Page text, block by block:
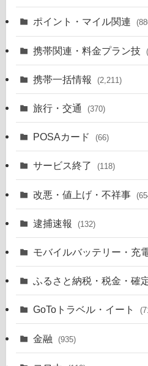
ポイント・マイル関連
携帯関連・料金プラン技
携帯一括情報 (2,211)
旅行・交通 (370)
POSAカード (66)
サービス終了 (118)
改悪・値上げ・不祥事
逮捕速報 (132)
モバイルバッテリー・充
ふるさと納税・税金・確
GoToトラベル・イート
金融 (935)